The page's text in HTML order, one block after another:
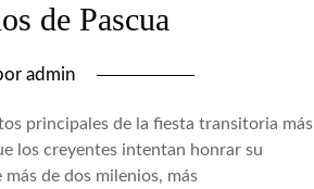
de Pascua
admin
principales de la fiesta transitoria más
los creyentes intentan honrar su
más de dos milenios, más